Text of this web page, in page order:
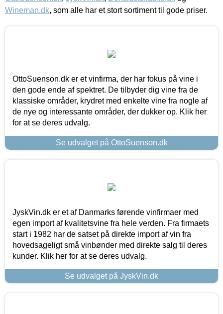
Wineman.dk, som alle har et stort sortiment til gode priser.
OttoSuenson.dk er et vinfirma, der har fokus på vine i
den gode ende af spektret. De tilbyder dig vine fra de
klassiske områder, krydret med enkelte vine fra nogle af
de nye og interessante områder, der dukker op. Klik her
for at se deres udvalg.
Se udvalget på OttoSuenson.dk
JyskVin.dk er et af Danmarks førende vinfirmaer med
egen import af kvalitetsvine fra hele verden. Fra firmaets
start i 1982 har de satset på direkte import af vin fra
hovedsageligt små vinbønder med direkte salg til deres
kunder. Klik her for at se deres udvalg.
Se udvalget på JyskVin.dk